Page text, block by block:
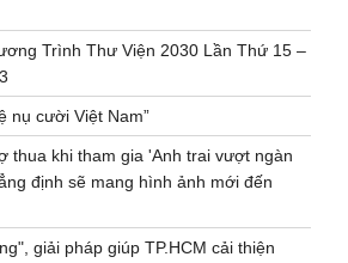
Trình Thư Viện 2030 Lần Thứ 15 –
nụ cười Việt Nam”
thua khi tham gia 'Anh trai vượt ngàn
định sẽ mang hình ảnh mới đến
giải pháp giúp TP.HCM cải thiện